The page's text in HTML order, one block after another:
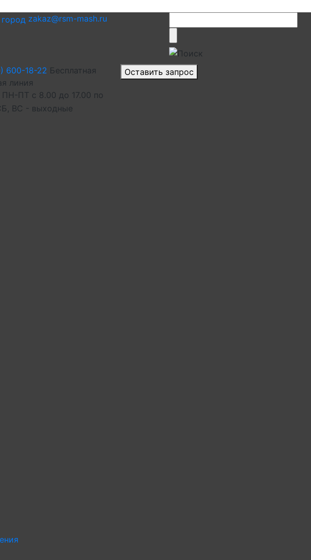
zakaz@rsm-mash.ru
600-18-22 Бесплатная
линия
ПН-ПТ с 8.00 до 17.00 по
ВС - выходные
Оставить запрос